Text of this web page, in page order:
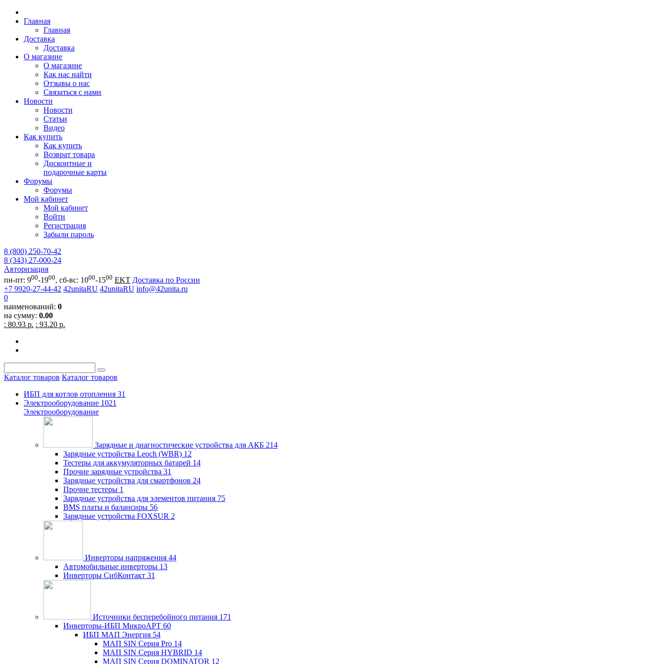
Главная
Главная
Доставка
Доставка
О магазине
О магазине
Как нас найти
Отзывы о нас
Связаться с нами
Новости
Новости
Статьи
Видео
Как купить
Как купить
Возврат товара
Дисконтные и
подарочные карты
Форумы
Форумы
Мой кабинет
Мой кабинет
Войти
Регистрация
Забыли пароль
8 (800) 250-70-42
8 (343) 27-000-24
Авторизация
пн-пт: 900-1900, сб-вс: 1000-1500 EKT Доставка по России
+7 9920-27-44-42 42unitaRU 42unitaRU info@42unita.ru
0
наименований: 0
на сумму: 0.00
: 80.93 р. : 93.20 р.
Каталог товаров Каталог товаров
ИБП для котлов отопления 31
Электрооборудование 1021
Электрооборудование
Зарядные и диагностические устройства для АКБ 214
Зарядные устройства Leoch (WBR) 12
Тестеры для аккумуляторных батарей 14
Прочие зарядные устройства 31
Зарядные устройства для смартфонов 24
Прочие тестеры 1
Зарядные устройства для элементов питания 75
BMS платы и балансиры 56
Зарядные устройства FOXSUR 2
Инверторы напряжения 44
Автомобильные инверторы 13
Инверторы СибКонтакт 31
Источники бесперебойного питания 171
Инверторы-ИБП МикроАРТ 60
ИБП МАП Энергия 54
МАП SIN Серия Pro 14
МАП SIN Серия HYBRID 14
МАП SIN Серия DOMINATOR 12